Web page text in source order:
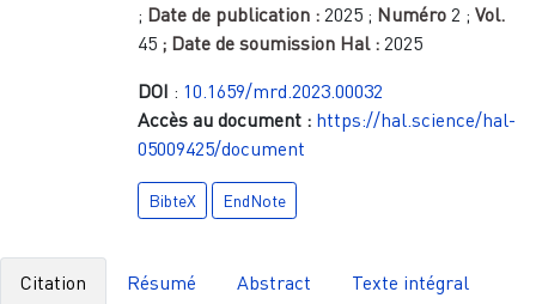
; Date de publication : 2025 ; Numéro 2 ;Vol.
45 ; Date de soumission Hal : 2025
DOI : 10.1659/mrd.2023.00032
Accès au document : https://hal.science/hal-
05009425/document
BibteX EndNote
Citation Résumé Abstract Texte intégral